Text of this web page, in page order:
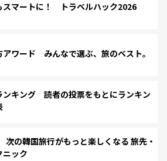
スマートに！ トラベルハック2026
アワード みんなで選ぶ、旅のベスト。
ンキング 読者の投票をもとにランキン
の韓国旅行がもっと楽しくなる 旅先・
ニック